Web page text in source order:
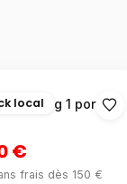
local
dressing 1 porte
€
frais dès 150 €